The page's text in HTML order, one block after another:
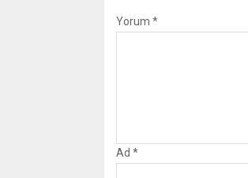
Yorum *
Ad *